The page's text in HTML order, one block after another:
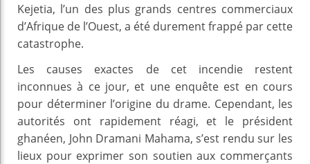
Kejetia, l’un des plus grands centres commerciaux
d’Afrique de l’Ouest, a été durement frappé par cette
catastrophe.
Les causes exactes de cet incendie restent
inconnues à ce jour, et une enquête est en cours
pour déterminer l’origine du drame. Cependant, les
autorités ont rapidement réagi, et le président
ghanéen, John Dramani Mahama, s’est rendu sur les
lieux pour exprimer son soutien aux commerçants